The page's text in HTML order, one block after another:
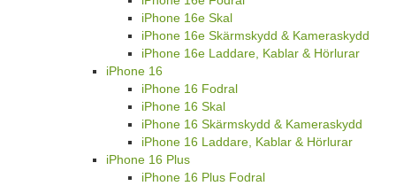
iPhone 16e Skal
iPhone 16e Skärmskydd & Kameraskydd
iPhone 16e Laddare, Kablar & Hörlurar
iPhone 16
iPhone 16 Fodral
iPhone 16 Skal
iPhone 16 Skärmskydd & Kameraskydd
iPhone 16 Laddare, Kablar & Hörlurar
iPhone 16 Plus
iPhone 16 Plus Fodral